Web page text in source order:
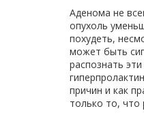
Аденома не
опухоль
похудеть,
может быть
распознать
причин и как
только то, что